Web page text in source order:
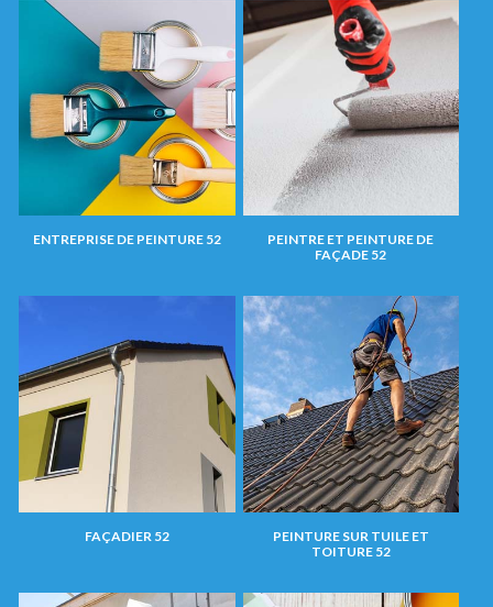
ENTREPRISE DE PEINTURE 52
PEINTRE ET PEINTURE DE
FAÇADE 52
FAÇADIER 52
PEINTURE SUR TUILE ET
TOITURE 52